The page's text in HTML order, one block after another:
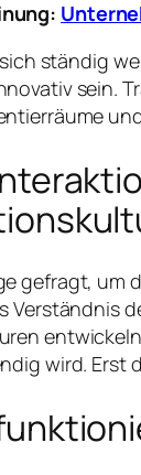
ständig
sein.
gefragt,
Verständnis
wird.